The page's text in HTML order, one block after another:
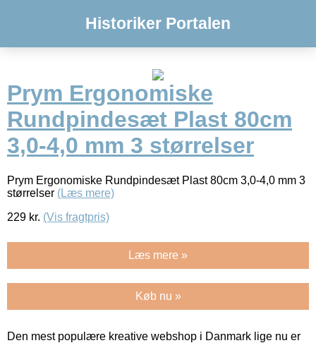
Historiker Portalen
Prym Ergonomiske
Rundpindesæt Plast 80cm
3,0-4,0 mm 3 størrelser
Prym Ergonomiske Rundpindesæt Plast 80cm 3,0-4,0 mm 3
størrelser (Læs mere)
229 kr. (Vis fragtpris)
Læs mere »
Køb nu »
Den mest populære kreative webshop i Danmark lige nu er